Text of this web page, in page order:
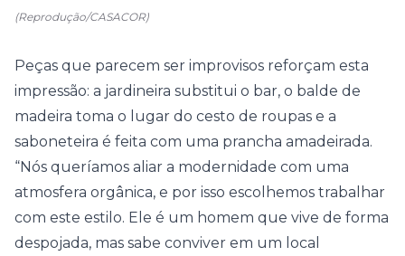
(Reprodução/CASACOR)
Peças que parecem ser improvisos reforçam esta
impressão: a jardineira substitui o bar, o balde de
madeira toma o lugar do cesto de roupas e a
saboneteira é feita com uma prancha amadeirada.
“Nós queríamos aliar a modernidade com uma
atmosfera orgânica, e por isso escolhemos trabalhar
com este estilo. Ele é um homem que vive de forma
despojada, mas sabe conviver em um local